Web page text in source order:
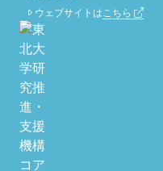
ウェブサイトはこちら